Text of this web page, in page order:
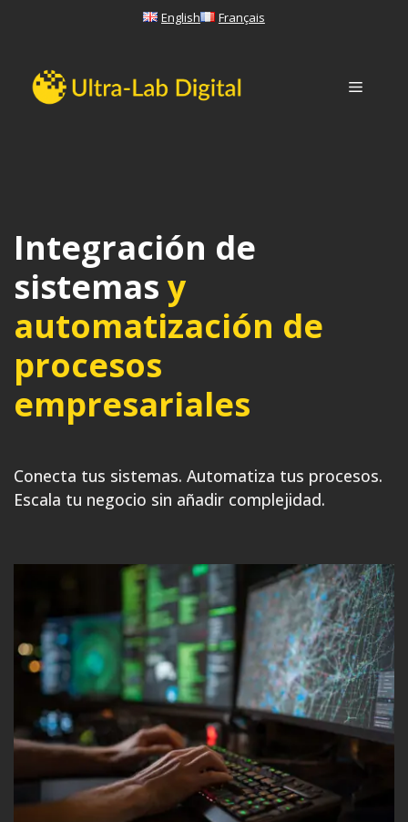
English Français
Menú
Integración de
sistemas y
automatización de
procesos
empresariales
Conecta tus sistemas. Automatiza tus procesos.
Escala tu negocio sin añadir complejidad.